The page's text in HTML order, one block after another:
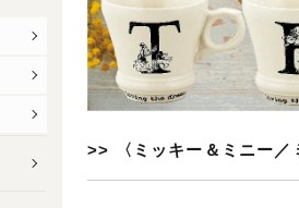
>> 〈ミッキー＆ミニー／